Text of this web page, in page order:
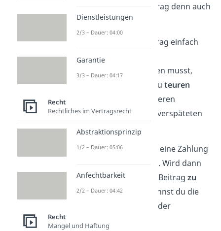
ob du den Rundfunkbeitrag denn auch
wirklich bezahlen musst.
❌ Überweist du den Beitrag einfach
nicht, obwohl du den
Rundfunkbeitrag bezahlen musst,
kann es für dich später zuteuren
Rückzahlungen
und weiteren
Gebühren aufgrund der verspäteten
Zahlung kommen.
✅ Stattdessen kannst du eine Zahlung
machen. Wird dann
festgestellt, dass du den Beitragzu
Unrechtgezahlt hast, kannst du die
wieder
zurückfordern
Dienstleistungen
2/3 – Dauer: 04:00
Garantie
3/3 – Dauer: 04:17
Recht
Rechtliches im Vertragsrecht
Abstraktionsprinzip
1/2 – Dauer: 05:06
Anfechtbarkeit
2/2 – Dauer: 04:42
Recht
Mängel und Haftung